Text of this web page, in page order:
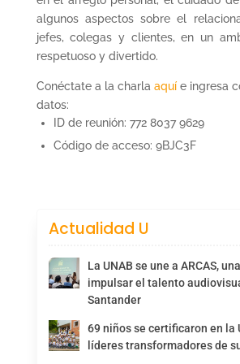
algunos aspectos sobre el
jefes, colegas y clientes, en un
respetuoso y divertido.
Conéctate a la charla aquíe ingresa
datos:
ID de reunión: 772 8037 9629
Código de acceso: 9BJC3F
Actualidad U
La UNAB se une a ARCAS,
impulsar el talento
Santander
69 niños se certificaron en la
líderes transformadores de